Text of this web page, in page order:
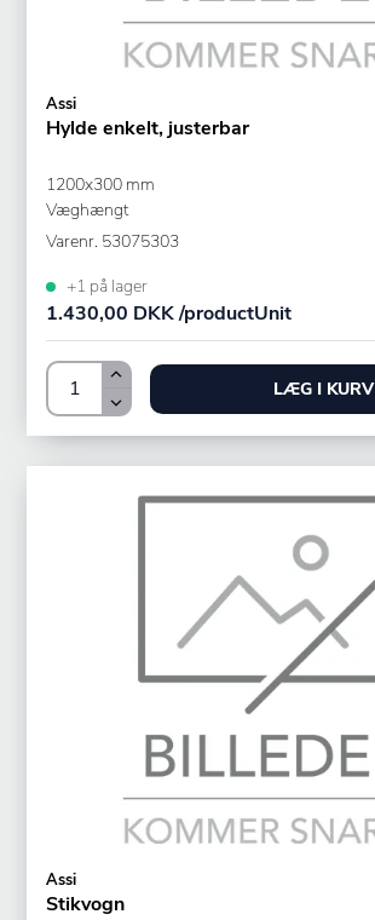
Assi
Hylde enkelt, justerbar
1200x300 mm
Væghængt
Varenr. 53075303
+1 på lager
1.430,00 DKK /productUnit
LÆG I KURV
Assi
Stikvogn